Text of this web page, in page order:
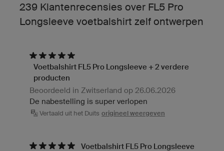
239 Klantenrecensies over FL5 Pro
Longsleeve voetbalshirt zelf ontwerpen
Voetbalshirt FL5 Pro Longsleeve + 2 verdere
producten
Beoordeeld in Zwitserland op 26.06.2026
De nabestelling is super verlopen
Vertaald uit het Duits origineel weergeven
Voetbalshirt FL5 Pro Longsleeve